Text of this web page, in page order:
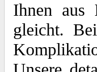
Ihnen aus
gleicht.